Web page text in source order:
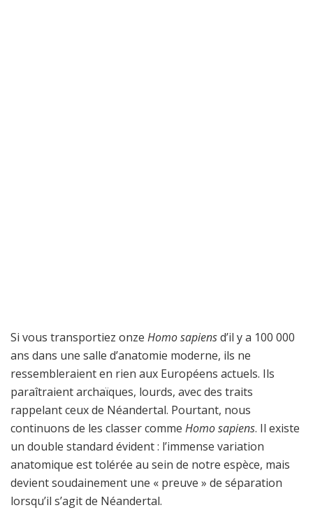
Si vous transportiez onze Homo sapiensd’il y a 100 000
ans dans une salle d’anatomie moderne, ils ne
ressembleraient en rien aux Européens actuels. Ils
paraîtraient archaïques, lourds, avec des traits
rappelant ceux de Néandertal. Pourtant, nous
continuons de les classer comme Homo sapiens. Il existe
un double standard évident : l’immense variation
anatomique est tolérée au sein de notre espèce, mais
devient soudainement une « preuve » de séparation
lorsqu’il s’agit de Néandertal.